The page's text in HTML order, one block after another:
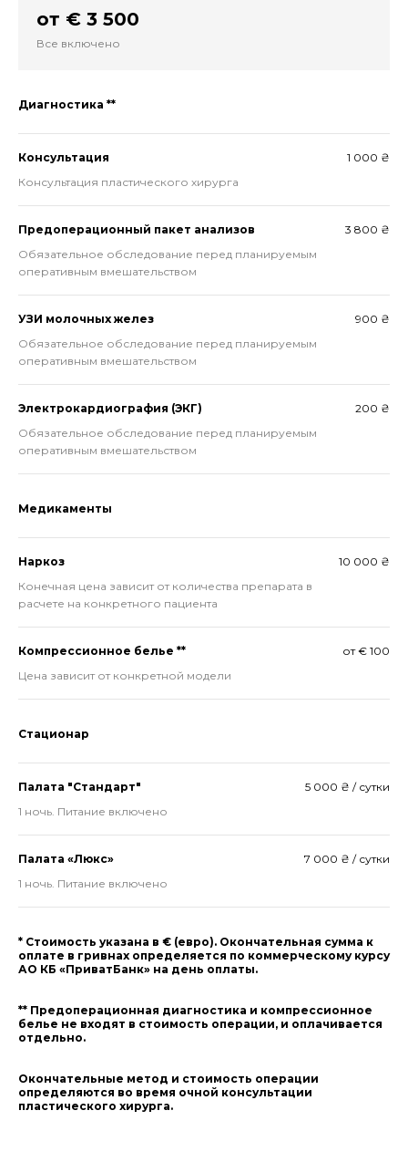
от € 3 500
Все включено
Диагностика **
Консультация
1 000 ₴
Консультация пластического хирурга
Предоперационный пакет анализов
3 800 ₴
Обязательное обследование перед планируемым
оперативным вмешательством
УЗИ молочных желез
900 ₴
Обязательное обследование перед планируемым
оперативным вмешательством
Электрокардиография (ЭКГ)
200 ₴
Обязательное обследование перед планируемым
оперативным вмешательством
Медикаменты
Наркоз
10 000 ₴
Конечная цена зависит от количества препарата в
расчете на конкретного пациента
Компрессионное белье **
от € 100
Цена зависит от конкретной модели
Стационар
Палата "Стандарт"
5 000 ₴ / сутки
1 ночь. Питание включено
Палата «Люкс»
7 000 ₴ / сутки
1 ночь. Питание включено
* Стоимость указана в € (евро). Окончательная сумма к
оплате в гривнах определяется по коммерческому курсу
АО КБ «ПриватБанк» на день оплаты.
** Предоперационная диагностика и компрессионное
белье не входят в стоимость операции, и оплачивается
отдельно.
Окончательные метод и стоимость операции
определяются во время очной консультации
пластического хирурга.